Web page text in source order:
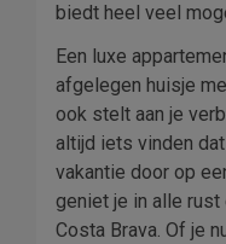
biedt heel veel
Een luxe
afgelegen huisje
ook stelt aan je
altijd iets vinden
vakantie door op
geniet je in alle rust
Costa Brava. Of je